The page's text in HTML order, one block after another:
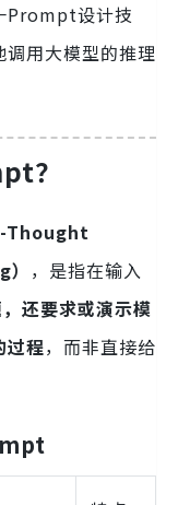
Prompt设计技
用大模型的推理
？
Thought
，是指在输入
还要求或演示模
过程，而非直接给